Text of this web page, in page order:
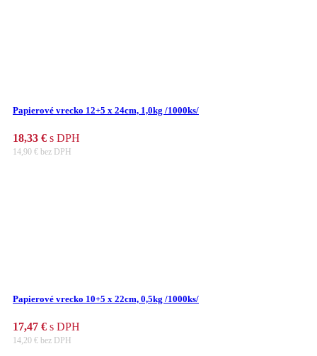
Papierové vrecko 12+5 x 24cm, 1,0kg /1000ks/
18,33 € s DPH
14,90 € bez DPH
Papierové vrecko 10+5 x 22cm, 0,5kg /1000ks/
17,47 € s DPH
14,20 € bez DPH